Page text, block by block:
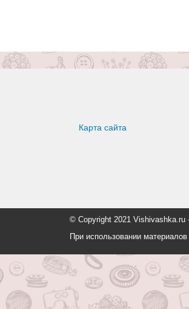
Карта сайта
© Copyright 2021
При использовании